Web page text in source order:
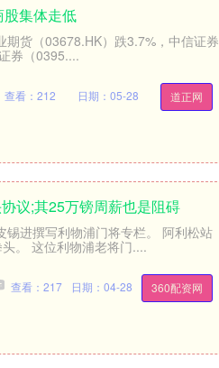
集体走低
货（03678.HK）跌3.7%，中信证券
券（0395....
道正网
查看：212 日期：05-28
议;其25万镑周薪也是阻碍
进撰写利物浦门将专栏。 阿利松站
。 这位利物浦老将门....
360配资网
查看：217 日期：04-28